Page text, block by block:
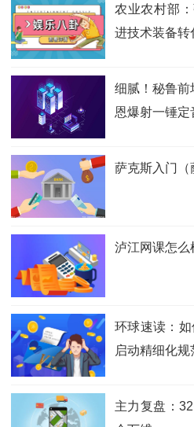
农业农村部
进技术装备转
细腻！秘鲁前
恩爆射一锤定
萨克斯入门（
泸江网课怎么
环球速读：如
启动精细化规
主力复盘：